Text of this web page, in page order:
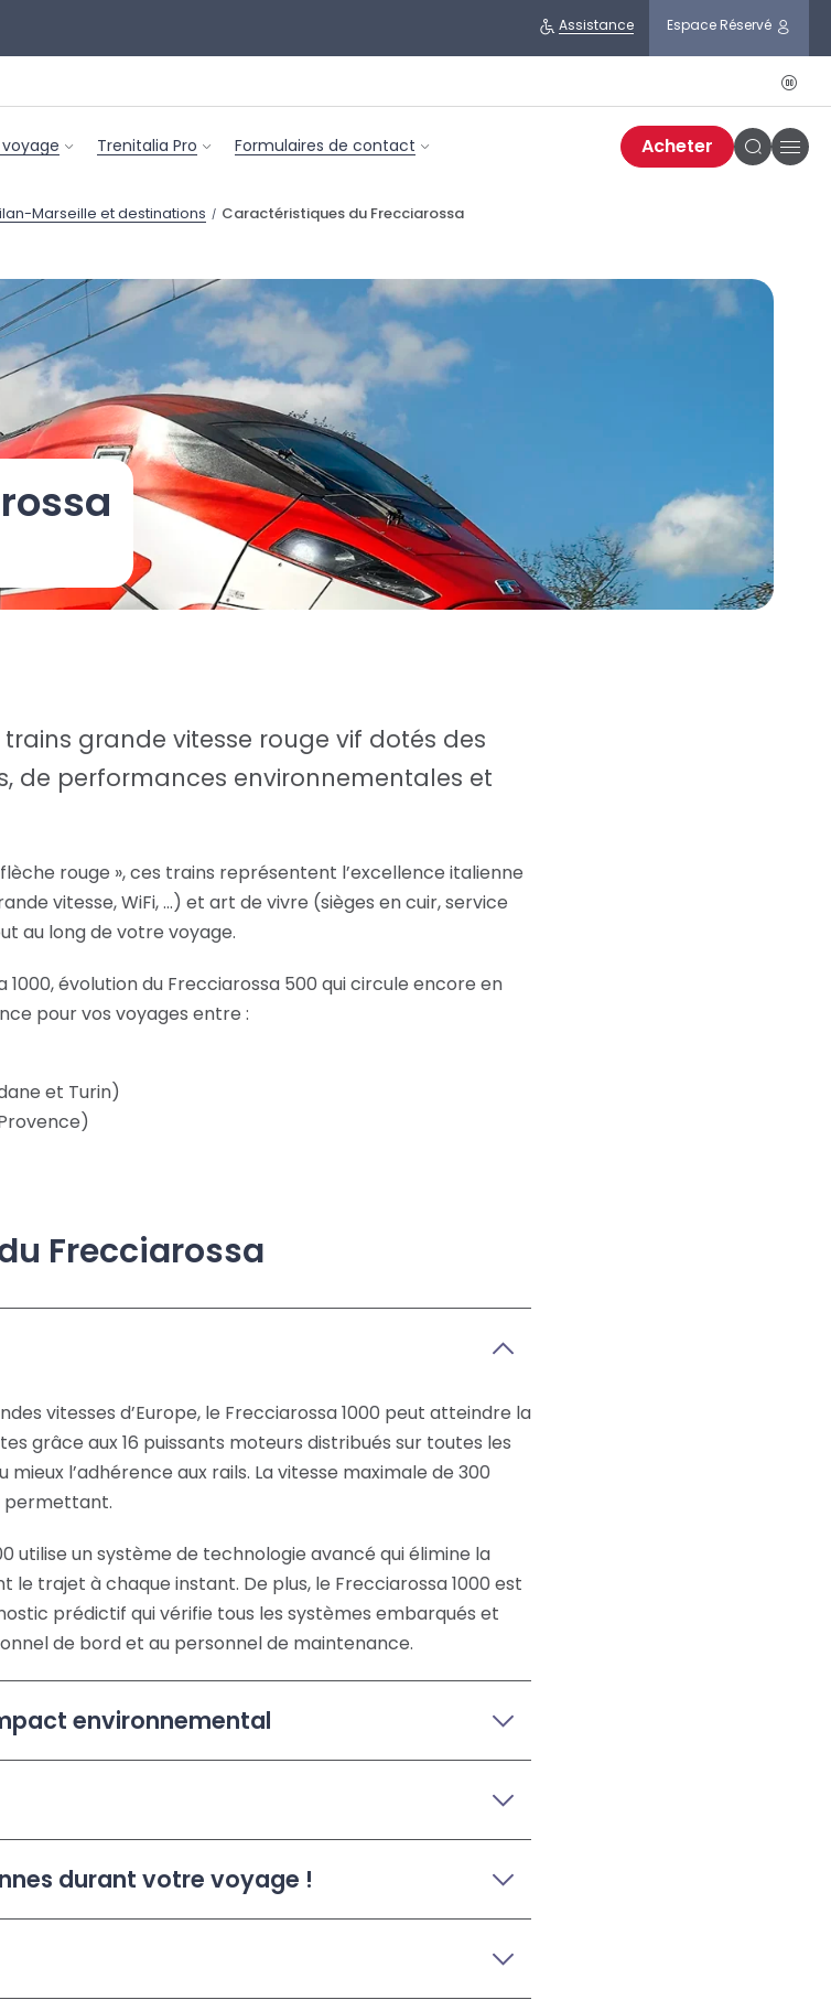
Assistance Espace Réservé
Trenitalia Pro Formulaires de contact Acheter
Bouton
Marseille et destinations / Caractéristiques du Frecciarossa
grande vitesse rouge vif dotés des
de performances environnementales et
rouge », ces trains représentent l’excellence italienne
vitesse, WiFi, …) et art de vivre (sièges en cuir, service
au long de votre voyage.
1000, évolution du Frecciarossa 500 qui circule encore en
pour vos voyages entre :
et Turin)
Frecciarossa
vitesses d’Europe, le Frecciarossa 1000 peut atteindre la
grâce aux 16 puissants moteurs distribués sur toutes les
l’adhérence aux rails. La vitesse maximale de 300
permettant.
utilise un système de technologie avancé qui élimine la
le trajet à chaque instant. De plus, le Frecciarossa 1000 est
prédictif qui vérifie tous les systèmes embarqués et
de bord et au personnel de maintenance.
environnemental
durant votre voyage !